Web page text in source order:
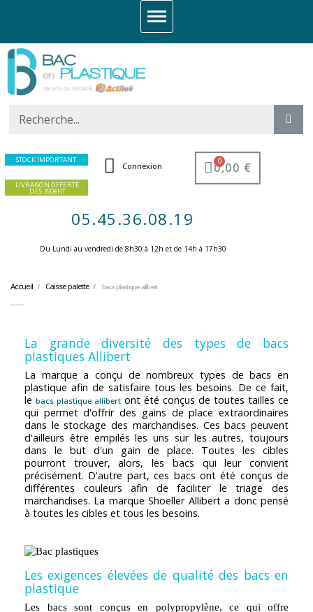
STOCK IMPORTANT
LIVRAISON OFFERTE
DES 350€HT
Connexion 0,00 €
05.45.36.08.19
Du Lundi au vendredi de 8h30 à 12h et de 14h à 17h30 ​
Accueil Caisse palette bacs plastique allibert
La grande diversité des types de bacs
plastiques Allibert
La marque a conçu de nombreux types de bacs en
plastique afin de satisfaire tous les besoins. De ce fait,
le bacs plastique allibert ont été conçus de toutes tailles ce
qui permet d'offrir des gains de place extraordinaires
dans le stockage des marchandises. Ces bacs peuvent
d'ailleurs être empilés les uns sur les autres, toujours
dans le but d'un gain de place. Toutes les cibles
pourront trouver, alors, les bacs qui leur convient
précisément. D'autre part, ces bacs ont été conçus de
différentes couleurs afin de faciliter le triage des
marchandises. La marque Shoeller Allibert a donc pensé
à toutes les cibles et tous les besoins.
Les exigences élevées de qualité des bacs en
plastique
Les bacs sont conçus en polypropylène, ce qui offre